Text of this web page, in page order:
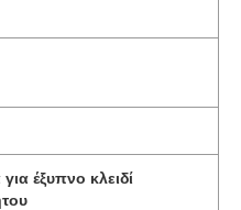
έξυπνο κλειδί